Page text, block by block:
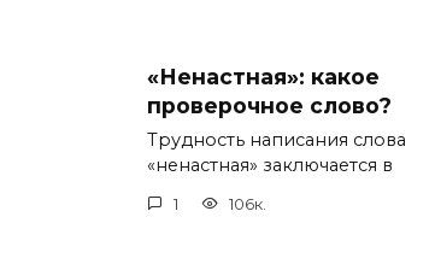
«Ненастная»: какое
проверочное слово?
Трудность написания слова
«ненастная» заключается в
1 106к.